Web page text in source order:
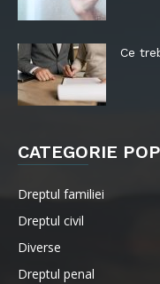
Ce
CATEGORIE
Dreptul familiei
Dreptul civil
Diverse
Dreptul penal